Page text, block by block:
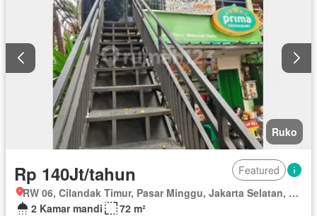
Ruko
Rp 140Jt/tahun
Featured
RW 06, Cilandak Timur, Pasar Minggu, Jakarta Selatan, Daerah Khusus Ibukota Jakarta
2 Kamar mandi
72 m²